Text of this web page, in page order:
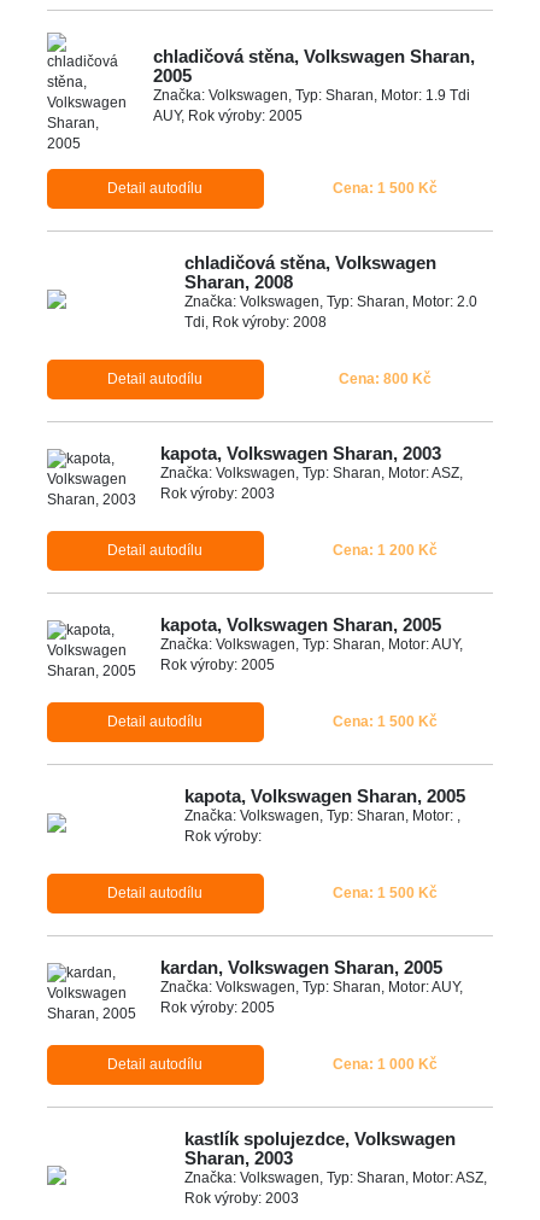
chladičová stěna, Volkswagen Sharan,
2005
Značka: Volkswagen, Typ: Sharan, Motor: 1.9 Tdi
AUY, Rok výroby: 2005
Detail autodílu Cena: 1 500 Kč
chladičová stěna, Volkswagen
Sharan, 2008
Značka: Volkswagen, Typ: Sharan, Motor: 2.0
Tdi, Rok výroby: 2008
Detail autodílu Cena: 800 Kč
kapota, Volkswagen Sharan, 2003
Značka: Volkswagen, Typ: Sharan, Motor: ASZ,
Rok výroby: 2003
Detail autodílu Cena: 1 200 Kč
kapota, Volkswagen Sharan, 2005
Značka: Volkswagen, Typ: Sharan, Motor: AUY,
Rok výroby: 2005
Detail autodílu Cena: 1 500 Kč
kapota, Volkswagen Sharan, 2005
Značka: Volkswagen, Typ: Sharan, Motor: ,
Rok výroby:
Detail autodílu Cena: 1 500 Kč
kardan, Volkswagen Sharan, 2005
Značka: Volkswagen, Typ: Sharan, Motor: AUY,
Rok výroby: 2005
Detail autodílu Cena: 1 000 Kč
kastlík spolujezdce, Volkswagen
Sharan, 2003
Značka: Volkswagen, Typ: Sharan, Motor: ASZ,
Rok výroby: 2003